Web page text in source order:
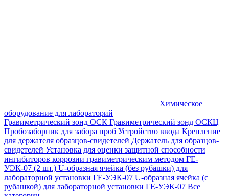
Химическое
оборудование для лабораторий
Гравиметрический зонд ОСК Гравиметрический зонд ОСКЦ
Пробозаборник для забора проб Устройство ввода Крепление
для держателя образцов-свидетелей Держатель для образцов-
свидетелей Установка для оценки защитной способности
ингибиторов коррозии гравиметрическим методом ГЕ-
УЭК-07 (2 шт.) U-образная ячейка (без рубашки) для
лабораторной установки ГЕ-УЭК-07 U-образная ячейка (с
рубашкой) для лабораторной установки ГЕ-УЭК-07 Все